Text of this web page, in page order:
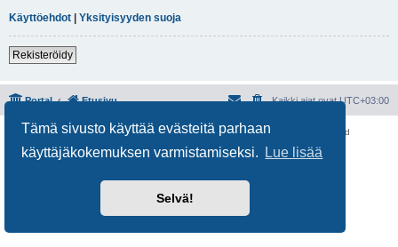
Tämä sivusto käyttää evästeitä parhaan
käyttäjäkokemuksen varmistamiseksi.
Lue lisää
Selvä!
Käyttöehdot | Yksityisyyden suoja
Rekisteröidy
Portal Etusivu Kaikki ajat ovatUTC+03:00
Keskustelufoorumin ohjelmistophpBB® Forum Software © phpBB Limited
Käännös: phpBB Suomi (lurttinen, harritapio, Pettis)